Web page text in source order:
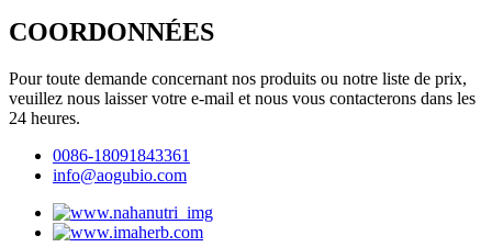
COORDONNÉES
Pour toute demande concernant nos produits ou notre liste de prix,
veuillez nous laisser votre e-mail et nous vous contacterons dans les
24 heures.
0086-18091843361
info@aogubio.com